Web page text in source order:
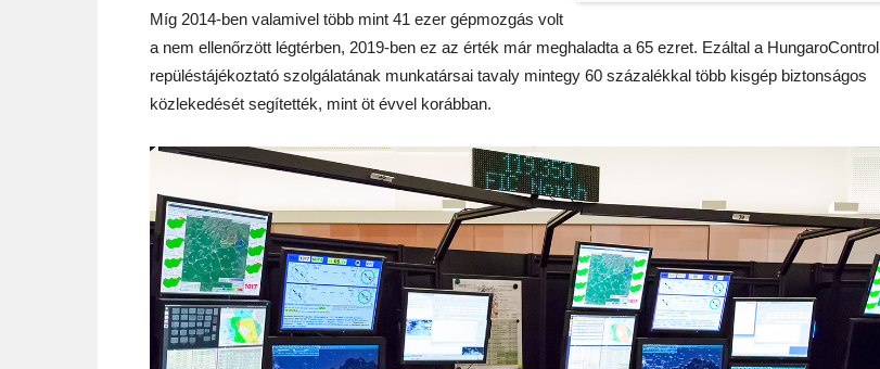
Míg 2014-ben valamivel több mint 41 ezer gépmozgás volt
a nem ellenőrzött légtérben, 2019-ben ez az érték már meghaladta a 65 ezret. Ezáltal a HungaroControl
repüléstájékoztató szolgálatának munkatársai tavaly mintegy 60 százalékkal több kisgép biztonságos
közlekedését segítették, mint öt évvel korábban.